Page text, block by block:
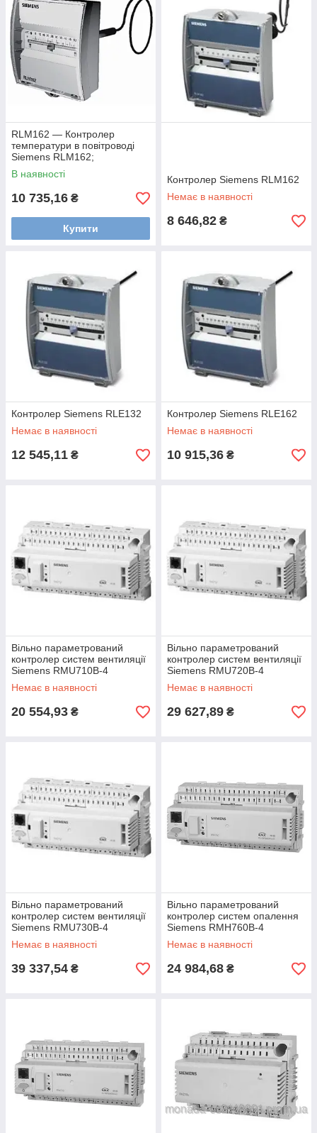
RLM162 — Контролер
температури в повітроводі
Siemens RLM162;
BPZ:RLM162
В наявності
10 735,16 ₴
Купити
Контролер Siemens RLM162
Немає в наявності
8 646,82 ₴
Контролер Siemens RLE132
Немає в наявності
12 545,11 ₴
Контролер Siemens RLE162
Немає в наявності
10 915,36 ₴
Вільно параметрований
контролер систем вентиляції
Siemens RMU710B-4
Немає в наявності
20 554,93 ₴
Вільно параметрований
контролер систем вентиляції
Siemens RMU720B-4
Немає в наявності
29 627,89 ₴
Вільно параметрований
контролер систем вентиляції
Siemens RMU730B-4
Немає в наявності
39 337,54 ₴
Вільно параметрований
контролер систем опалення
Siemens RMH760B-4
Немає в наявності
24 984,68 ₴